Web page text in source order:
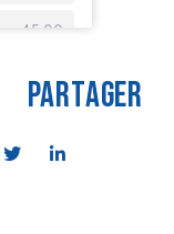
PARTAGER